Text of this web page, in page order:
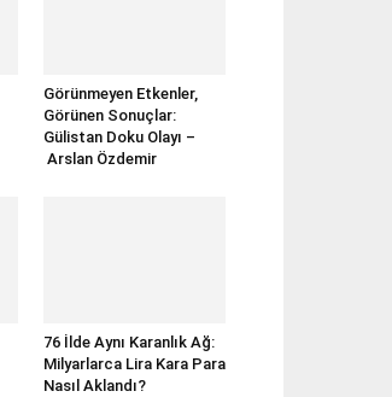
Görünmeyen Etkenler,
Görünen Sonuçlar:
Gülistan Doku Olayı –
Arslan Özdemir
76 İlde Aynı Karanlık Ağ:
Milyarlarca Lira Kara Para
Nasıl Aklandı?